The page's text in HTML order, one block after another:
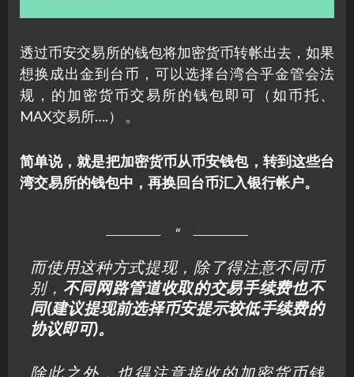
透过币安交易所的钱包将加密货币转帐出去，如果
想换成出金到台币，可以选择台湾合乎金管会法
规，的加密货币交易所的钱包即可（如币托、
MAX交易所….） 。
简单说，就是把加密货币从币安钱包，转到这些台
湾交易所的钱包中，再换回台币汇入银行帐户。
而使用这种方式提现，除了得注意不同币
别， 不同网路管道收取的交易手续费也不
同(建议提现前选择币安提示较低手续费的
协议即可)。
除此之外，也得注意接收的加密货币钱